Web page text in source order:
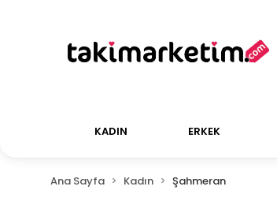
KADIN ERKEK
Ana Sayfa Kadın Şahmeran